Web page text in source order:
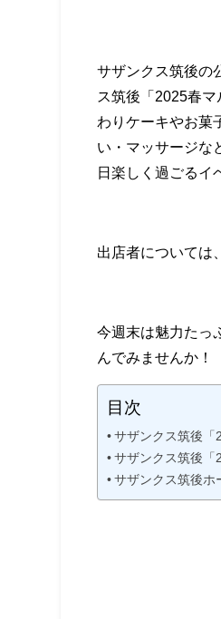
サザンクス筑後の
ス筑後「2025春
わりケーキやお菓
い・マッサージな
日楽しく過ごるイ
出店者については
今週末は魅力たっ
んでみませんか！
目次
サザンクス筑後「
サザンクス筑後「
サザンクス筑後ホ